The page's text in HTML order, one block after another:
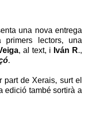
una nova entrega
lectors, una
, al text, i Iván R.,
.
part de Xerais, surt el
edició també sortirà a